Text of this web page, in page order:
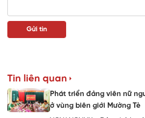
Tin liên quan
Phát triển đảng viên nữ
ở vùng biên giới Mường Tè